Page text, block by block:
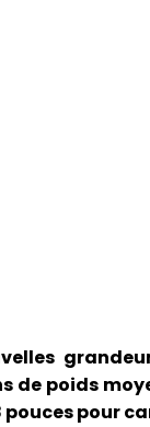
de poids
pouces pour